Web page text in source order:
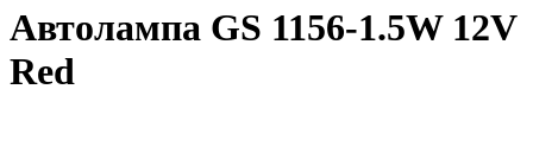
Автолампа GS 1156-1.5W 12V
Red